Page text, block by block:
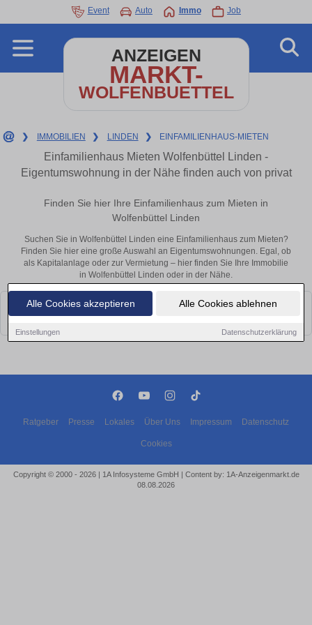
Alle Cookies akzeptieren Alle Cookies ablehnen
Einstellungen Datenschutzerklärung
Event Auto Immo Job
ANZEIGEN
MARKT-
WOLFENBUETTEL
❯ IMMOBILIEN ❯ LINDEN ❯ EINFAMILIENHAUS-MIETEN
Einfamilienhaus Mieten Wolfenbüttel Linden -
Eigentumswohnung in der Nähe finden auch von privat
Finden Sie hier Ihre Einfamilienhaus zum Mieten in
Wolfenbüttel Linden
Suchen Sie in Wolfenbüttel Linden eine Einfamilienhaus zum Mieten?
Finden Sie hier eine große Auswahl an Eigentumswohnungen. Egal, ob
als Kapitalanlage oder zur Vermietung – hier finden Sie Ihre Immobilie
in Wolfenbüttel Linden oder in der Nähe.
Leider konnten wir derzeit keine passenden Objekte finden. Schauen Sie
bald wieder vorbei!
Ratgeber Presse Lokales Über Uns Impressum Datenschutz
Cookies
Copyright © 2000 - 2026 | 1A Infosysteme GmbH | Content by: 1A-Anzeigenmarkt.de
08.08.2026